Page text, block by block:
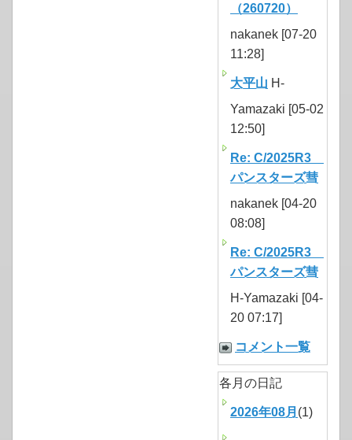
（260720）
nakanek [07-20
11:28]
大平山 H-
Yamazaki [05-02
12:50]
Re: C/2025R3
パンスターズ彗
nakanek [04-20
08:08]
Re: C/2025R3
パンスターズ彗
H-Yamazaki [04-
20 07:17]
コメント一覧
各月の日記
2026年08月 (1)